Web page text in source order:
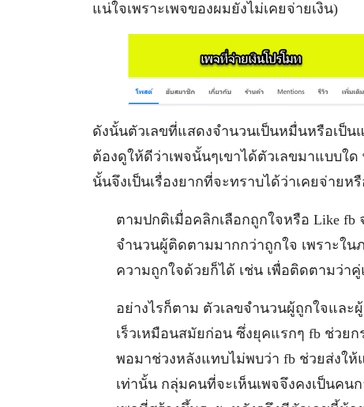
แน่ใจเพราะเพจของผมยังไม่เคยจ่ายเงิน)
ดังนั้นตัวเลขที่แสดงจำนวนเป็นหมื่นหรือเป็น
ต้องดูให้ดีว่าเพจนั้นๆเขาได้ตัวเลขมาแบบใ
นั้นจึงเป็นเรื่องยากที่จะทราบได้ว่าเคยจ่ายหรื
ตามปกติเมื่อคลิกเลือกถูกใจหรือ Like
จำนวนผู้ติดตามมากกว่าถูกใจ เพราะใ
ความถูกใจด้วยก็ได้ เช่น เพื่อติดตามว่า
อย่างไรก็ตาม ตัวเลขจำนวนผู้ถูกใจแล
เร็วเหมือนสมัยก่อน ซึ่งยุคแรกๆ fb ช่วย
พอมาช่วงหลังแทบไม่พบว่า fb ช่วยส่งใ
เท่านั้น กลุ่มคนที่จะเห็นเพจจึงคงเป็นคน